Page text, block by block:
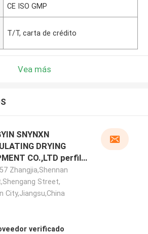
CE ISO GMP
T/T, carta de crédito
Vea más
SNYNXN
DRYING
CO.,LTD perfil
Zhangjia,Shennan
Street,
City,Jiangsu,China
verificado